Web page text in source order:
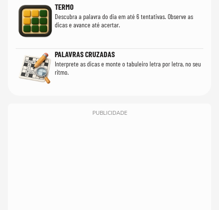
TERMO
Descubra a palavra do dia em até 6 tentativas. Observe as
dicas e avance até acertar.
PALAVRAS CRUZADAS
Interprete as dicas e monte o tabuleiro letra por letra, no seu
ritmo.
PUBLICIDADE